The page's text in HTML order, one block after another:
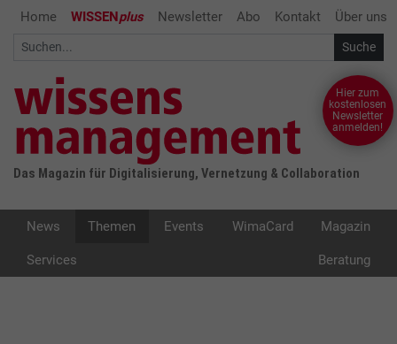
Home WISSENplus Newsletter Abo Kontakt Über uns
Das Magazin für Digitalisierung, Vernetzung & Collaboration
Hier zum
kostenlosen
Newsletter
anmelden!
News Themen Events WimaCard Magazin
Services Beratung